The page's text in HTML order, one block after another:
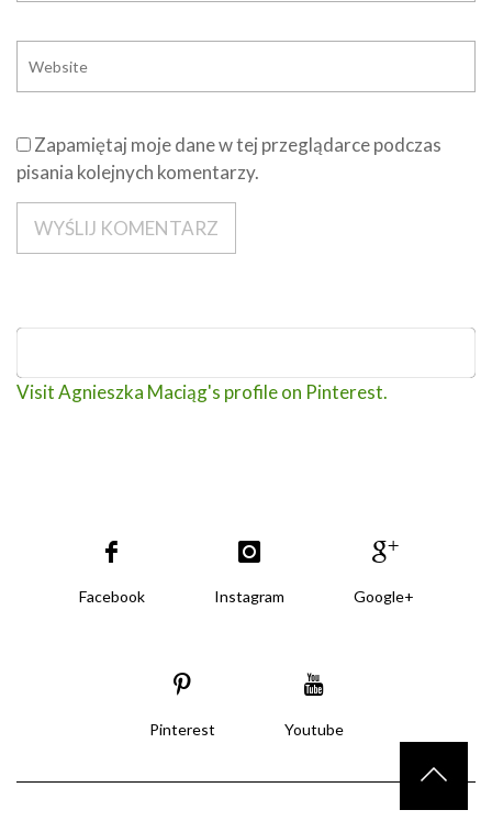
Zapamiętaj moje dane w tej przeglądarce podczas
pisania kolejnych komentarzy.
Visit Agnieszka Maciąg's profile on Pinterest.
Facebook Instagram Google+
Pinterest Youtube